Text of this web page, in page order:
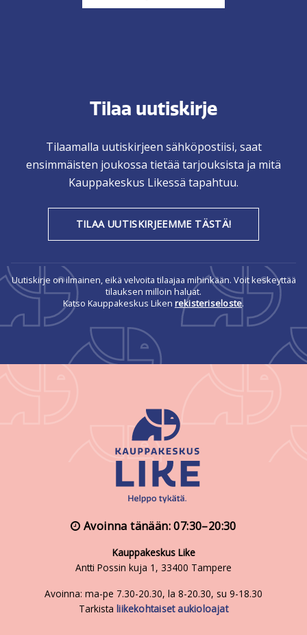
Tilaa uutiskirje
Tilaamalla uutiskirjeen sähköpostiisi, saat
ensimmäisten joukossa tietää tarjouksista ja mitä
Kauppakeskus Likessä tapahtuu.
TILAA UUTISKIRJEEMME TÄSTÄ!
Uutiskirje on ilmainen, eikä velvoita tilaajaa mihinkään. Voit keskeyttää
tilauksen milloin haluat.
Katso Kauppakeskus Liken rekisteriseloste.
Avoinna tänään: 07:30–20:30
Kauppakeskus Like
Antti Possin kuja 1, 33400 Tampere
Avoinna: ma-pe 7.30-20.30, la 8-20.30, su 9-18.30
Tarkista liikekohtaiset aukioloajat